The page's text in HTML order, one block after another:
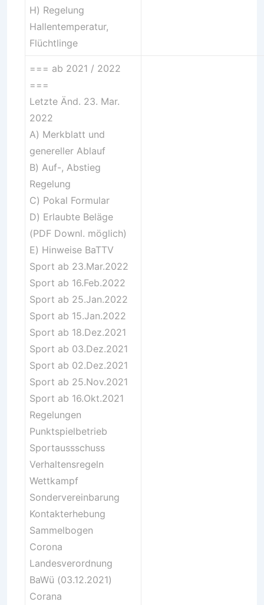
H) Regelung
Hallentemperatur,
Flüchtlinge
=== ab 2021 / 2022
===
Letzte Änd. 23. Mar.
2022
A) Merkblatt und
genereller Ablauf
B) Auf-, Abstieg
Regelung
C) Pokal Formular
D) Erlaubte Beläge
(PDF Downl. möglich)
E) Hinweise BaTTV
Sport ab 23.Mar.2022
Sport ab 16.Feb.2022
Sport ab 25.Jan.2022
Sport ab 15.Jan.2022
Sport ab 18.Dez.2021
Sport ab 03.Dez.2021
Sport ab 02.Dez.2021
Sport ab 25.Nov.2021
Sport ab 16.Okt.2021
Regelungen
Punktspielbetrieb
Sportaussschuss
Verhaltensregeln
Wettkampf
Sondervereinbarung
Kontakterhebung
Sammelbogen
Corona
Landesverordnung
BaWü (03.12.2021)
Corana